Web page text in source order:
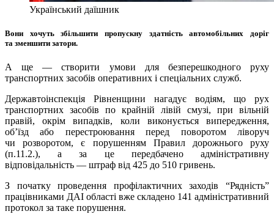
Український даїшник
Вони хочуть збільшити пропускну здатність автомобільних доріг
та зменшити затори.
А ще — створити умови для безперешкодного руху
транспортних засобів оперативних і спеціальних служб.
Державтоінспекція Рівненщини нагадує водіям, що рух
транспортних засобів по крайній лівій смузі, при вільній
правій, окрім випадків, коли виконується випередження,
об’їзд або перестроювання перед поворотом ліворуч
чи розворотом, є порушенням Правил дорожнього руху
(п.11.2.), а за це передбачено адміністративну
відповідальність — штраф від 425 до 510 гривень.
З початку проведення профілактичних заходів “Рядність”
працівниками ДАІ області вже складено 141 адміністративний
протокол за таке порушення.